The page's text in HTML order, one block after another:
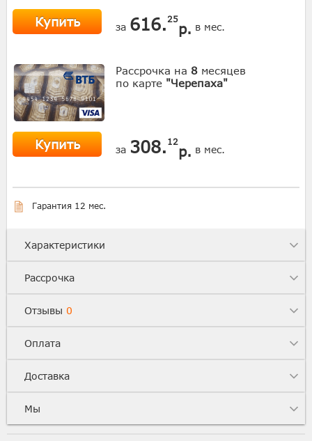
Купить за 616. 25
р. в мес.
Рассрочка на 8 месяцев
по карте "Черепаха"
Купить за 308. 12
р. в мес.
Гарантия 12 мес.
Характеристики
Рассрочка
Отзывы 0
Оплата
Доставка
Мы